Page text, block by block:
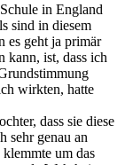
in England
sind in diesem
es geht ja primär
kann, ist, dass ich
wirkten, hatte
dass sie diese
sehr genau an
um das